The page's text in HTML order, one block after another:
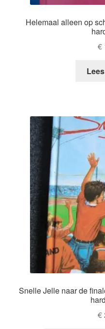
Helemaal alleen op
€
Snelle Jelle naar de
€